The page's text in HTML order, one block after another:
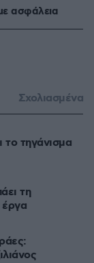
ασφάλεια
Σχολιασμένα
τηγάνισμα
τη
έργα